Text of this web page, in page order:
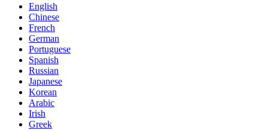
English
Chinese
French
German
Portuguese
Spanish
Russian
Japanese
Korean
Arabic
Irish
Greek